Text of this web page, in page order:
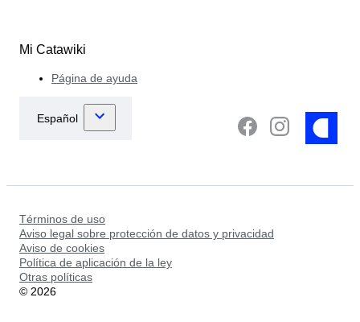
Mi Catawiki
Página de ayuda
Términos de uso
Aviso legal sobre protección de datos y privacidad
Aviso de cookies
Política de aplicación de la ley
Otras políticas
© 2026